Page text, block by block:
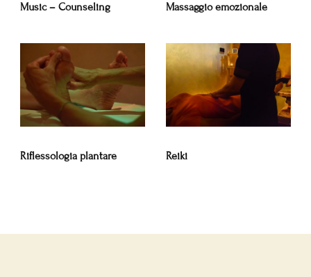
Music – Counseling Massaggio emozionale
Riflessologia plantare Reiki